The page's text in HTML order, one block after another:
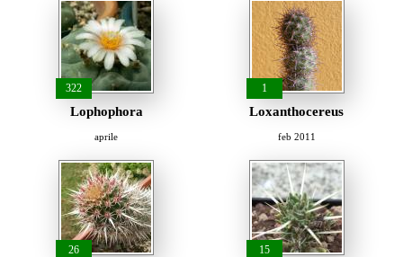
322
Lophophora
aprile
1
Loxanthocereus
feb 2011
26 15